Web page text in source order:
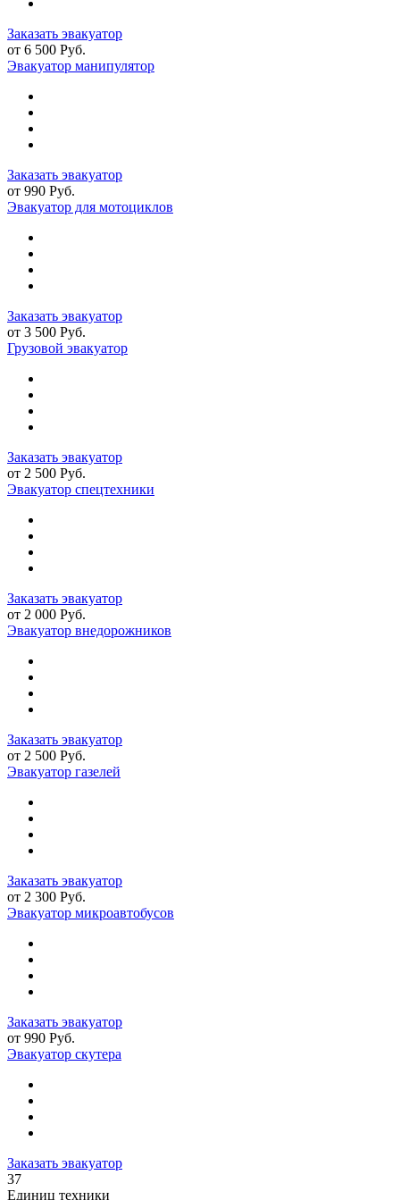
Заказать эвакуатор
от 6 500 Руб.
Эвакуатор манипулятор
Заказать эвакуатор
от 990 Руб.
Эвакуатор для мотоциклов
Заказать эвакуатор
от 3 500 Руб.
Грузовой эвакуатор
Заказать эвакуатор
от 2 500 Руб.
Эвакуатор спецтехники
Заказать эвакуатор
от 2 000 Руб.
Эвакуатор внедорожников
Заказать эвакуатор
от 2 500 Руб.
Эвакуатор газелей
Заказать эвакуатор
от 2 300 Руб.
Эвакуатор микроавтобусов
Заказать эвакуатор
от 990 Руб.
Эвакуатор скутера
Заказать эвакуатор
37
Единиц техники